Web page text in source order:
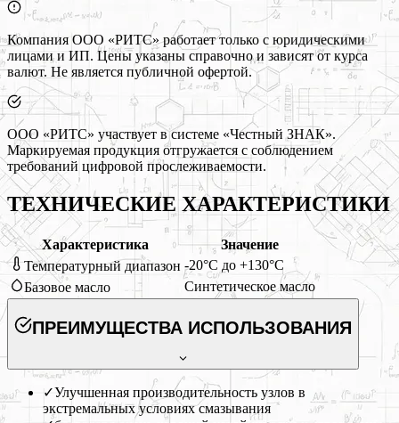
Компания ООО «РИТС» работает только с юридическими
лицами и ИП. Цены указаны справочно и зависят от курса
валют. Не является публичной офертой.
ООО «РИТС» участвует в системе «Честный ЗНАК».
Маркируемая продукция отгружается с соблюдением
требований цифровой прослеживаемости.
ТЕХНИЧЕСКИЕ ХАРАКТЕРИСТИКИ
Характеристика
Значение
Температурный диапазон -20°C до +130°C
Базовое масло
Синтетическое масло
ПРЕИМУЩЕСТВА ИСПОЛЬЗОВАНИЯ
✓Улучшенная производительность узлов в
экстремальных условиях смазывания